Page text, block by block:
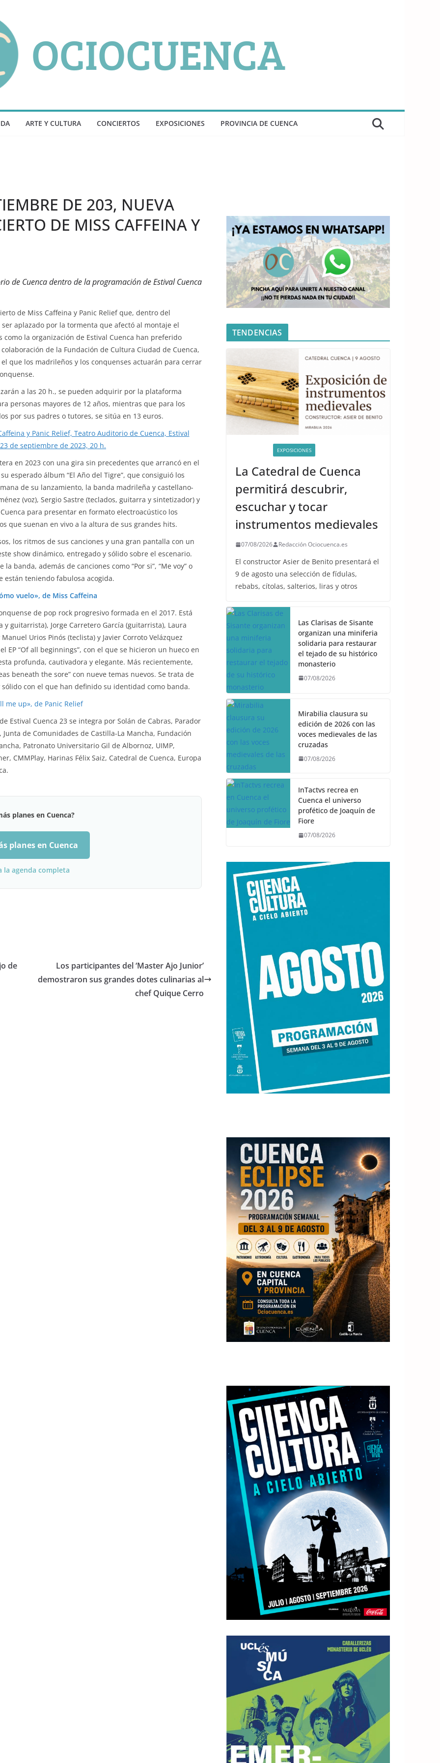
ARTE Y CULTURA CONCIERTOS EXPOSICIONES PROVINCIA DE CUENCA
DE 203, NUEVA
DE MISS CAFFEINA Y
de Cuenca dentro de la programación de Estival Cuenca
de Miss Caffeina y Panic Relief que, dentro del
aplazado por la tormenta que afectó al montaje el
la organización de Estival Cuenca han preferido
de la Fundación de Cultura Ciudad de Cuenca,
que los madrileños y los conquenses actuarán para cerrar
a las 20 h., se pueden adquirir por la plataforma
personas mayores de 12 años, mientras que para los
por sus padres o tutores, se sitúa en 13 euros.
y Panic Relief, Teatro Auditorio de Cuenca, Estival
de septiembre de 2023, 20 h.
en 2023 con una gira sin precedentes que arrancó en el
esperado álbum “El Año del Tigre”, que consiguió los
de su lanzamiento, la banda madrileña y castellano-
(voz), Sergio Sastre (teclados, guitarra y sintetizador) y
para presentar en formato electroacústico los
que suenan en vivo a la altura de sus grandes hits.
los ritmos de sus canciones y una gran pantalla con un
show dinámico, entregado y sólido sobre el escenario.
banda, además de canciones como “Por si”, “Me voy” o
están teniendo fabulosa acogida.
vuelo», de Miss Caffeina
de pop rock progresivo formada en el 2017. Está
guitarrista), Jorge Carretero García (guitarrista), Laura
Urios Pinós (teclista) y Javier Corroto Velázquez
EP “Of all beginnings”, con el que se hicieron un hueco en
profunda, cautivadora y elegante. Más recientemente,
beneath the sore” con nueve temas nuevos. Se trata de
con el que han definido su identidad como banda.
me up», de Panic Relief
Estival Cuenca 23 se integra por Solán de Cabras, Parador
de Comunidades de Castilla-La Mancha, Fundación
Patronato Universitario Gil de Albornoz, UIMP,
CMMPlay, Harinas Félix Saiz, Catedral de Cuenca, Europa
planes en Cuenca?
planes en Cuenca
la agenda completa
de
Los participantes del ‘Master Ajo Junior’
demostraron sus grandes dotes culinarias al
chef Quique Cerro
TENDENCIAS
EXPOSICIONES
La Catedral de Cuenca
permitirá descubrir,
escuchar y tocar
instrumentos medievales
07/08/2026 Redacción Ociocuenca.es
El constructor Asier de Benito presentará el
9 de agosto una selección de fídulas,
rebabs, cítolas, salterios, liras y otros
Las Clarisas de Sisante
organizan una miniferia
solidaria para restaurar
el tejado de su histórico
monasterio
07/08/2026
Mirabilia clausura su
edición de 2026 con las
voces medievales de las
cruzadas
07/08/2026
InTactvs recrea en
Cuenca el universo
profético de Joaquín de
Fiore
07/08/2026